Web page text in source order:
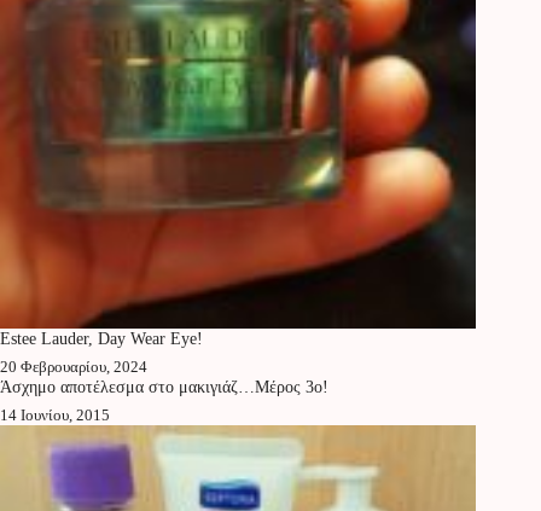
Estee Lauder, Day Wear Eye!
20 Φεβρουαρίου, 2024
Άσχημο αποτέλεσμα στο μακιγιάζ…Μέρος 3ο!
14 Ιουνίου, 2015